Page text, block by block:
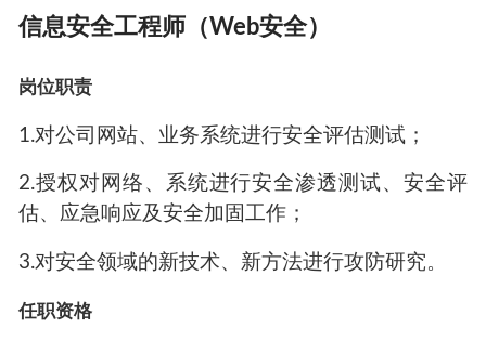
信息安全工程师（Web安全）
岗位职责
1.对公司网站、业务系统进行安全评估测试；
2.授权对网络、系统进行安全渗透测试、安全评
估、应急响应及安全加固工作；
3.对安全领域的新技术、新方法进行攻防研究。
任职资格